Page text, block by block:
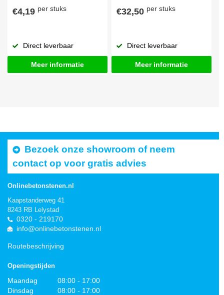
€4,19 per stuks
Direct leverbaar
Meer informatie
€32,50 per stuks
Direct leverbaar
Meer informatie
Bezoek onze showroom of neem
contact op voor gratis advies
Onlinebetonstenen.nl
Kaapstanderweg 41
8243 RB Lelystad
0320 - 219170
info@onlinebetonstenen.nl
Routebeschrijving
Openingstijden
Maandag
08:00 - 17:00
Dinsdag
08:00 - 17:00